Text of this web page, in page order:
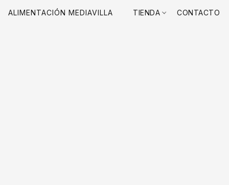
ALIMENTACIÓN MEDIAVILLA TIENDA CONTACTO